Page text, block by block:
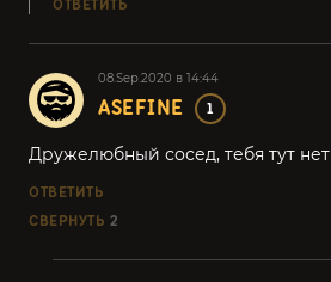
ОТВЕТИТЬ
08.Sep.2020 в 14:44
ASEFINE 1
Дружелюбный сосед, тебя тут нет
ОТВЕТИТЬ
СВЕРНУТЬ 2